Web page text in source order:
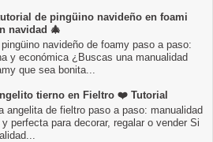
de pingüino navideño en foami
navidad 🎄
navideño de foamy paso a paso:
y económica ¿Buscas una manualidad
que sea bonita...
tierno en Fieltro ❤️ Tutorial
angelita de fieltro paso a paso: manualidad
perfecta para decorar, regalar o vender Si